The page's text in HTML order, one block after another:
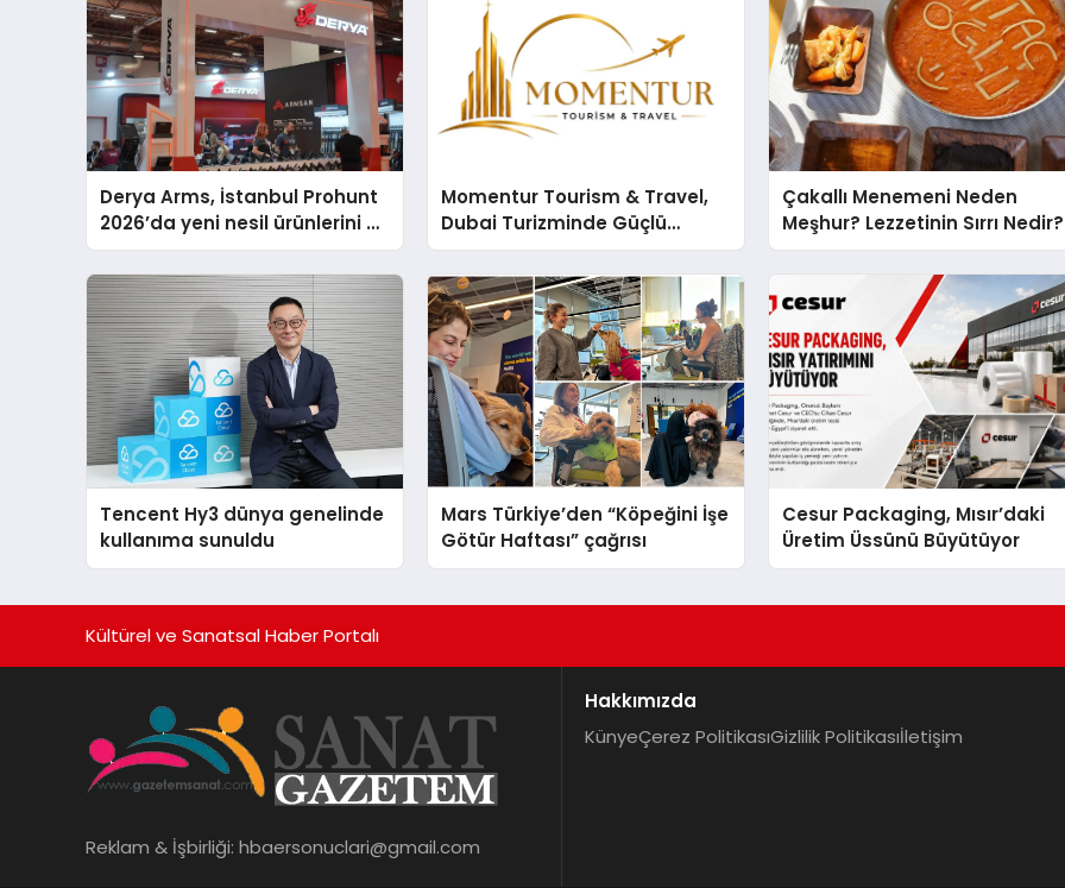
Derya Arms, İstanbul Prohunt
2026’da yeni nesil ürünlerini ve
global marka vizyonunu
sergiledi
Momentur Tourism & Travel,
Dubai Turizminde Güçlü
Operasyon Ağıyla Fark
Yaratıyor
Çakallı Menemeni Neden
Meşhur? Lezzetinin Sırrı Nedir?
Tencent Hy3 dünya genelinde
kullanıma sunuldu
Mars Türkiye’den “Köpeğini İşe
Götür Haftası” çağrısı
Cesur Packaging, Mısır’daki
Üretim Üssünü Büyütüyor
Kültürel ve Sanatsal Haber Portalı
Reklam & İşbirliği: hbaersonuclari@gmail.com
Hakkımızda
KünyeÇerez PolitikasıGizlilik Politikasıİletişim